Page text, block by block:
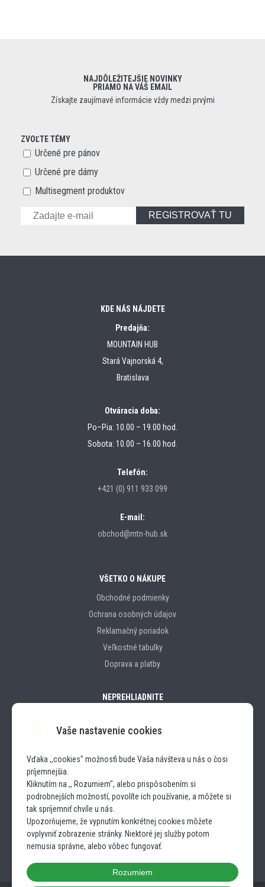
Vaše nastavenie cookies
Vďaka ,,cookies" možnosťi bude Vaša návšteva u nás o čosi
príjemnejšia.
Kliknutím na ,, Rozumiem", alebo prispôsobením si
podrobnejších možností, povolíte ich používanie, a môžete si
tak spríjemniť chvíle u nás.
Upozorňujeme, že vypnutím konkrétnej cookies môžete
ovplyvniť zobrazenie stránky. Niektoré jej služby potom
nemusia správne, alebo vôbec fungovať.
Rozumiem
NAJDÔLEŽITEJŠIE NOVINKY
PRIAMO NA VÁŠ EMAIL
Získajte zaujímavé informácie vždy medzi prvými
ZVOĽTE TÉMY
Určené pre pánov
Určené pre dámy
Multisegment produktov
REGISTROVAŤ TU
KDE NÁS NÁJDETE
Predajňa:
MOUNTAIN HUB
Stará Vajnorská 4,
Bratislava
Otváracia doba:
Po–Pia: 10.00 – 19.00 hod.
Sobota: 10.00 – 16.00 hod.
Telefón:
+421 (0) 911 933 099
E-mail:
obchod@mtn-hub.sk
VŠETKO O NÁKUPE
Obchodné podmienky
Ochrana osobných údajov
Reklamačný poriadok
Veľkostné tabulky
Doprava a platby
NEPREHLIADNITE
INSTAGRAM
FACEBOOK